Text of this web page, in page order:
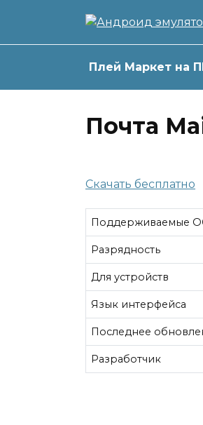
содержанию
Плей Маркет на
Почта
Скачать бесплатно
Поддерживаемые
Разрядность
Для устройств
Язык интерфейса
Последнее
Разработчик